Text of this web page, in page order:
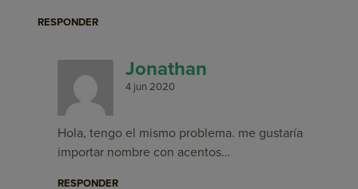
RESPONDER
Jonathan
4 jun 2020
Hola, tengo el mismo problema. me gustaría
importar nombre con acentos…
RESPONDER